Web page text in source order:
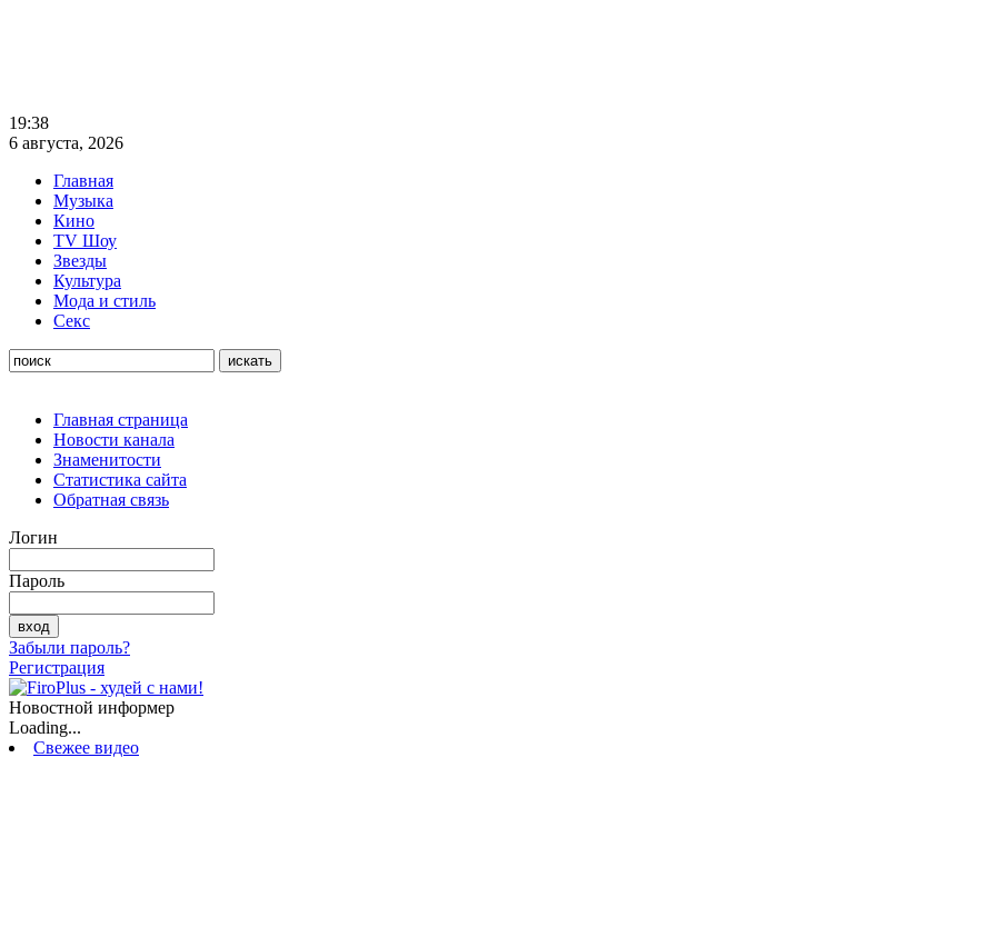
19:38
6 августа, 2026
Главная
Музыка
Кино
TV Шоу
Звезды
Культура
Мода и стиль
Секс
Главная страница
Новости канала
Знаменитости
Статистика сайта
Обратная связь
Логин
Пароль
Забыли пароль?
Регистрация
Новостной информер
Loading...
Свежее видео